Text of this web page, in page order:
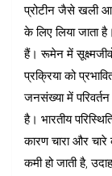
प्रोटीन जैसे खली
के लिए लिया जाता
हैं। रूमेन में
प्रक्रिया को
जनसंख्या में
है। भारतीय
कारण चारा और
कमी हो जाती है,